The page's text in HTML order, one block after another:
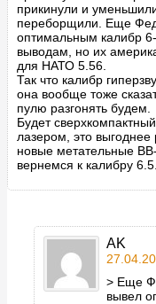
прикинули и
переборщили. Еще
оптимальным калибр
выводам, но их
для НАТО 5.56.
Так что калибр
она вообще тоже
пулю разгонять будем.
Будет
лазером, это
новые метательные
вернемся к калибру
AK
> Еще
вывел